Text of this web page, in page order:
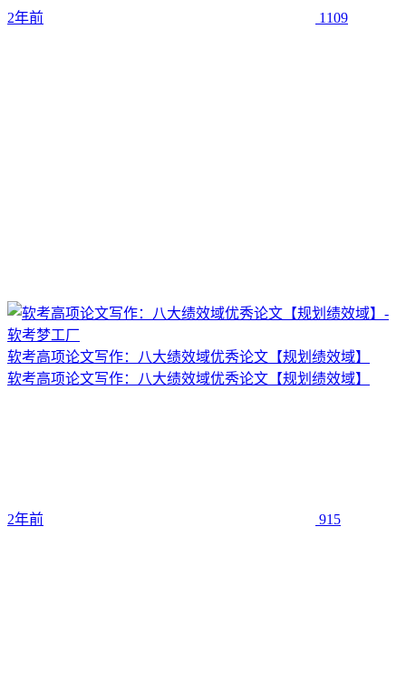
2年前 1109
软考高项论文写作：八大绩效域优秀论文【规划绩效域】
软考高项论文写作：八大绩效域优秀论文【规划绩效域】
2年前 915